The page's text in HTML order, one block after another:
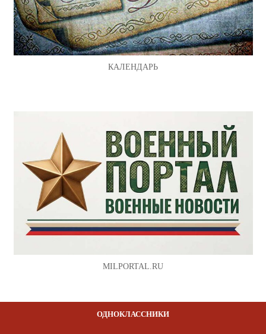
КАЛЕНДАРЬ
MILPORTAL.RU
ОДНОКЛАССНИКИ